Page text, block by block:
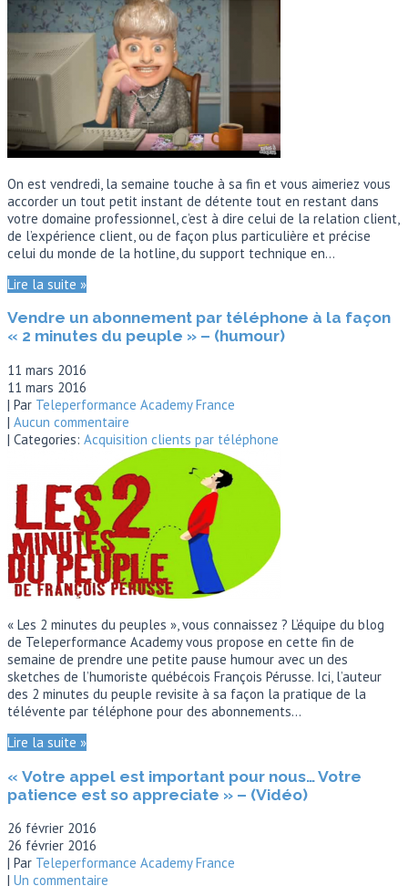
On est vendredi, la semaine touche à sa fin et vous aimeriez vous
accorder un tout petit instant de détente tout en restant dans
votre domaine professionnel, c’est à dire celui de la relation client,
de l’expérience client, ou de façon plus particulière et précise
celui du monde de la hotline, du support technique en…
Lire la suite »
Vendre un abonnement par téléphone à la façon
« 2 minutes du peuple » – (humour)
11 mars 2016
11 mars 2016
| Par Teleperformance Academy France
| Aucun commentaire
| Categories: Acquisition clients par téléphone
« Les 2 minutes du peuples », vous connaissez ? L’équipe du blog
de Teleperformance Academy vous propose en cette fin de
semaine de prendre une petite pause humour avec un des
sketches de l’humoriste québécois François Pérusse. Ici, l’auteur
des 2 minutes du peuple revisite à sa façon la pratique de la
télévente par téléphone pour des abonnements…
Lire la suite »
« Votre appel est important pour nous… Votre
patience est so appreciate » – (Vidéo)
26 février 2016
26 février 2016
| Par Teleperformance Academy France
| Un commentaire